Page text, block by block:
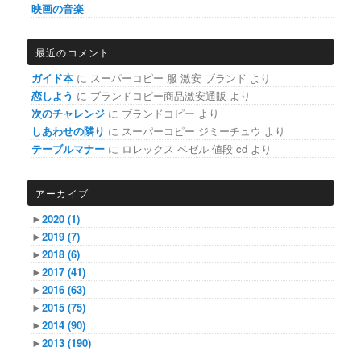
映画の音楽
最近のコメント
ガイド本 に スーパーコピー 服 激安 ブランド より
恋しよう に ブランドコピー商品激安通販 より
次のチャレンジ に ブランドコピー より
しあわせの隣り に スーパーコピー ジミーチュウ より
テーブルマナー に ロレックス ベゼル 値段 cd より
アーカイブ
►2020(1)
►2019(7)
►2018(6)
►2017(41)
►2016(63)
►2015(75)
►2014(90)
►2013(190)